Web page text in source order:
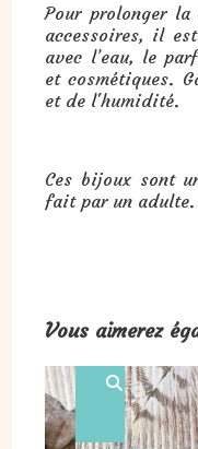
Pour prolonger
accessoires, il
avec l’eau, le
et cosmétiques.
et de l'humidité.
Ces bijoux sont
fait par un adulte.
Vous aimerez